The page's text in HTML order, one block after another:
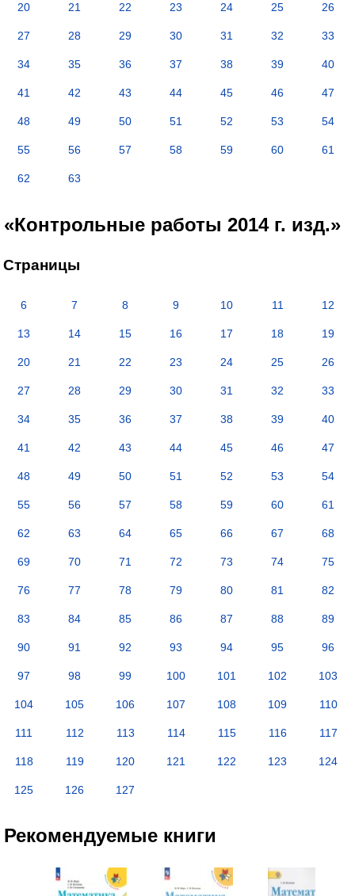
20 21 22 23 24 25 26
27 28 29 30 31 32 33
34 35 36 37 38 39 40
41 42 43 44 45 46 47
48 49 50 51 52 53 54
55 56 57 58 59 60 61
62 63
«Контрольные работы 2014 г. изд.»
Страницы
6 7 8 9 10 11 12
13 14 15 16 17 18 19
20 21 22 23 24 25 26
27 28 29 30 31 32 33
34 35 36 37 38 39 40
41 42 43 44 45 46 47
48 49 50 51 52 53 54
55 56 57 58 59 60 61
62 63 64 65 66 67 68
69 70 71 72 73 74 75
76 77 78 79 80 81 82
83 84 85 86 87 88 89
90 91 92 93 94 95 96
97 98 99 100 101 102 103
104 105 106 107 108 109 110
111 112 113 114 115 116 117
118 119 120 121 122 123 124
125 126 127
Рекомендуемые книги